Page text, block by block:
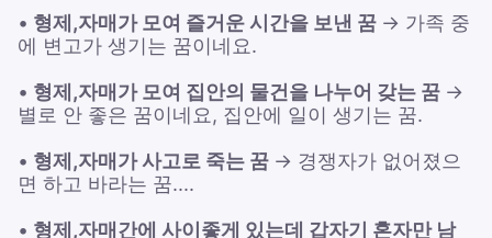
• 형제,자매가 모여 즐거운 시간을 보낸 꿈 → 가족 중
에 변고가 생기는 꿈이네요.
• 형제,자매가 모여 집안의 물건을 나누어 갖는 꿈 →
별로 안 좋은 꿈이네요, 집안에 일이 생기는 꿈.
• 형제,자매가 사고로 죽는 꿈 → 경쟁자가 없어졌으
면 하고 바라는 꿈....
• 형제,자매간에 사이좋게 있는데 갑자기 혼자만 남